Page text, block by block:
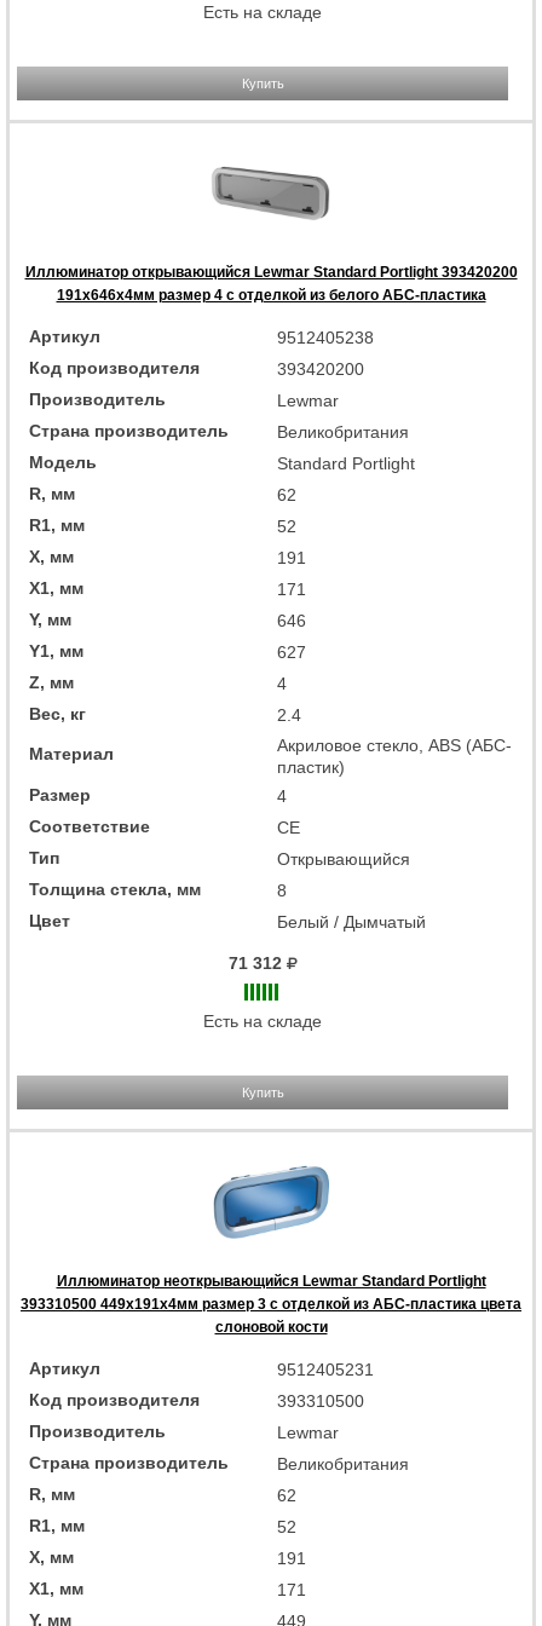
Есть на складе
Купить
Иллюминатор открывающийся Lewmar Standard Portlight 393420200
191x646x4мм размер 4 с отделкой из белого АБС-пластика
Артикул
9512405238
Код производителя
393420200
Производитель
Lewmar
Страна производитель
Великобритания
Модель
Standard Portlight
R, мм
62
R1, мм
52
X, мм
191
X1, мм
171
Y, мм
646
Y1, мм
627
Z, мм
4
Вес, кг
2.4
Материал
Акриловое стекло, ABS (АБС-
пластик)
Размер
4
Соответствие
CE
Тип
Открывающийся
Толщина стекла, мм
8
Цвет
Белый / Дымчатый
71 312
Есть на складе
Купить
Иллюминатор неоткрывающийся Lewmar Standard Portlight
393310500 449x191x4мм размер 3 с отделкой из АБС-пластика цвета
слоновой кости
Артикул
9512405231
Код производителя
393310500
Производитель
Lewmar
Страна производитель
Великобритания
R, мм
62
R1, мм
52
X, мм
191
X1, мм
171
Y, мм
449